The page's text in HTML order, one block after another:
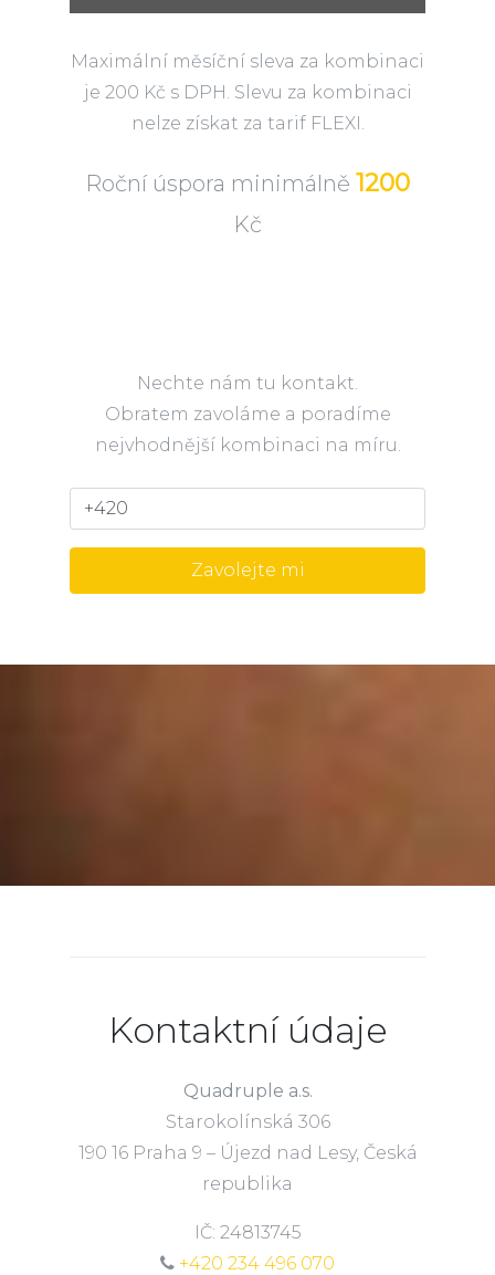
Maximální měsíční sleva za kombinaci
je 200 Kč s DPH. Slevu za kombinaci
nelze získat za tarif FLEXI.
Roční úspora minimálně 1200
Kč
Nechte nám tu kontakt.
Obratem zavoláme a poradíme
nejvhodnější kombinaci na míru.
Kontaktní údaje
Quadruple a.s.
Starokolínská 306
190 16 Praha 9 – Újezd nad Lesy, Česká
republika
IČ: 24813745
+420 234 496 070